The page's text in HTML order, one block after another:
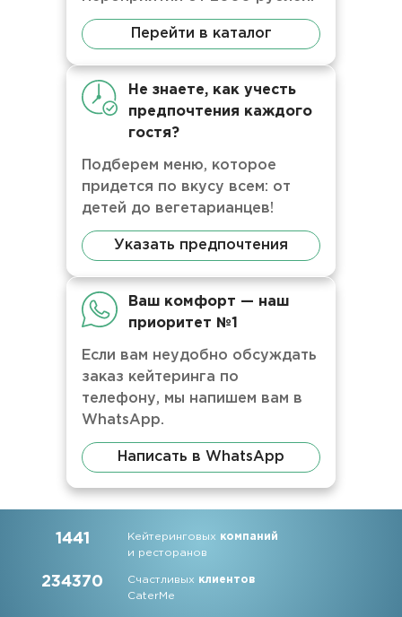
Перейти в каталог
Не знаете, как учесть
предпочтения каждого
гостя?
Подберем меню, которое
придется по вкусу всем: от
детей до вегетарианцев!
Указать предпочтения
Ваш комфорт — наш
приоритет №1
Если вам неудобно обсуждать
заказ кейтеринга по
телефону, мы напишем вам в
WhatsApp.
Написать в WhatsApp
1441 Кейтеринговых компаний
и ресторанов
234370 Счастливых клиентов
CaterMe